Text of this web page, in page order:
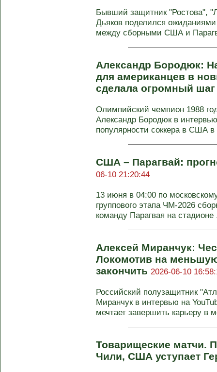
Бывший защитник "Ростова",
Дьяков поделился
между сборными США и
Александр Бородюк:
для американцев в
сделала огромный
Олимпийский чемпион 1988
Александр Бородюк в
популярности соккера в США в
США – Парагвай:
06-10 21:20:44
13 июня в 04:00 по
группового этапа ЧМ-2026
команду Парагвая на стадионе
Алексей Миранчук:
Локомотив на
закончить 2026-06-10
Российский полузащитник
Миранчук в интервью на
мечтает завершить карьеру в
Товарищеские матчи.
Чили, США уступает